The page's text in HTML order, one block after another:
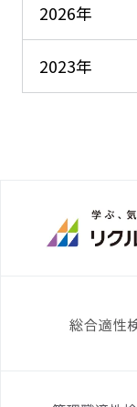
2026年
2023年